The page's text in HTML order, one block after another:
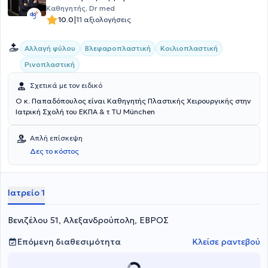
Ελληνικής Εταιρείας Πλαστικής Επανορθωτικής και Αισθητικής και
Χειρουργικής και έχει παρουσιάσει πληθώρα εργασιών σε
Καθηγητής, Dr med
10.0|11 αξιολογήσεις
Αλλαγή φύλου Βλεφαροπλαστική
Κοιλιοπλαστική
Ρινοπλαστική
Σχετικά με τον ειδικό
Ο κ. Παπαδόπουλος είναι Καθηγητής Πλαστικής Χειρουργικής στην
Ιατρική Σχολή του ΕΚΠΑ & τ TU Μünchen
Απλή επίσκεψη
Δες το κόστος
Ιατρείο 1
Βενιζέλου 51, Αλεξανδρούπολη, ΕΒΡΟΣ
Επόμενη διαθεσιμότητα
Κλείσε ραντεβού